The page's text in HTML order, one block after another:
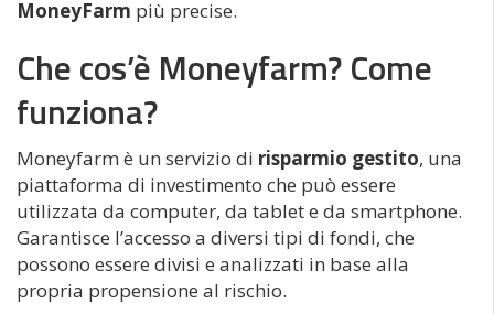
MoneyFarm più precise.
Che cos’è Moneyfarm? Come
funziona?
Moneyfarm è un servizio di risparmio gestito, una
piattaforma di investimento che può essere
utilizzata da computer, da tablet e da smartphone.
Garantisce l’accesso a diversi tipi di fondi, che
possono essere divisi e analizzati in base alla
propria propensione al rischio.